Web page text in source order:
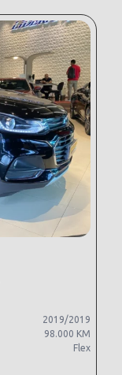
2019/2019
98.000 KM
Flex